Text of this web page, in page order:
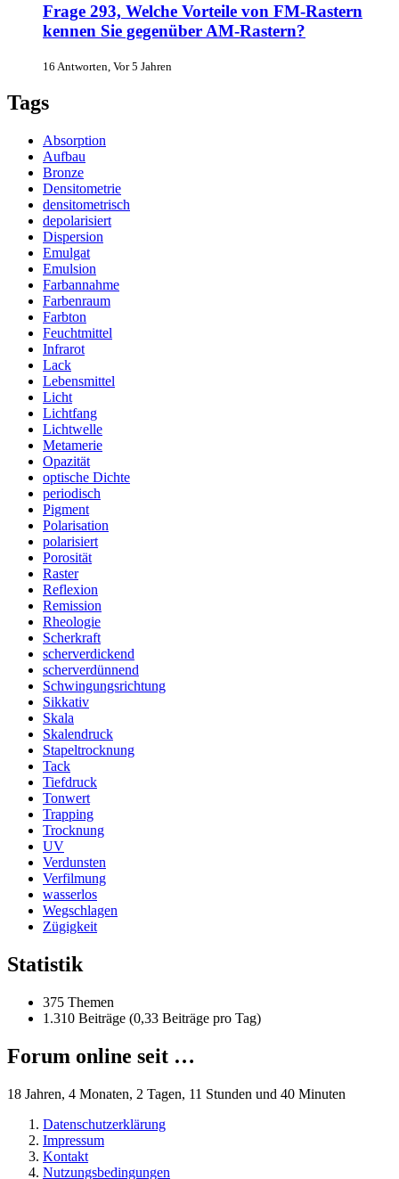
Frage 293, Welche Vorteile von FM-Rastern
kennen Sie gegenüber AM-Rastern?
16 Antworten, Vor 5 Jahren
Tags
Absorption
Aufbau
Bronze
Densitometrie
densitometrisch
depolarisiert
Dispersion
Emulgat
Emulsion
Farbannahme
Farbenraum
Farbton
Feuchtmittel
Infrarot
Lack
Lebensmittel
Licht
Lichtfang
Lichtwelle
Metamerie
Opazität
optische Dichte
periodisch
Pigment
Polarisation
polarisiert
Porosität
Raster
Reflexion
Remission
Rheologie
Scherkraft
scherverdickend
scherverdünnend
Schwingungsrichtung
Sikkativ
Skala
Skalendruck
Stapeltrocknung
Tack
Tiefdruck
Tonwert
Trapping
Trocknung
UV
Verdunsten
Verfilmung
wasserlos
Wegschlagen
Zügigkeit
Statistik
375 Themen
1.310 Beiträge (0,33 Beiträge pro Tag)
Forum online seit …
18 Jahren, 4 Monaten, 2 Tagen, 11 Stunden und 40 Minuten
Datenschutzerklärung
Impressum
Kontakt
Nutzungsbedingungen